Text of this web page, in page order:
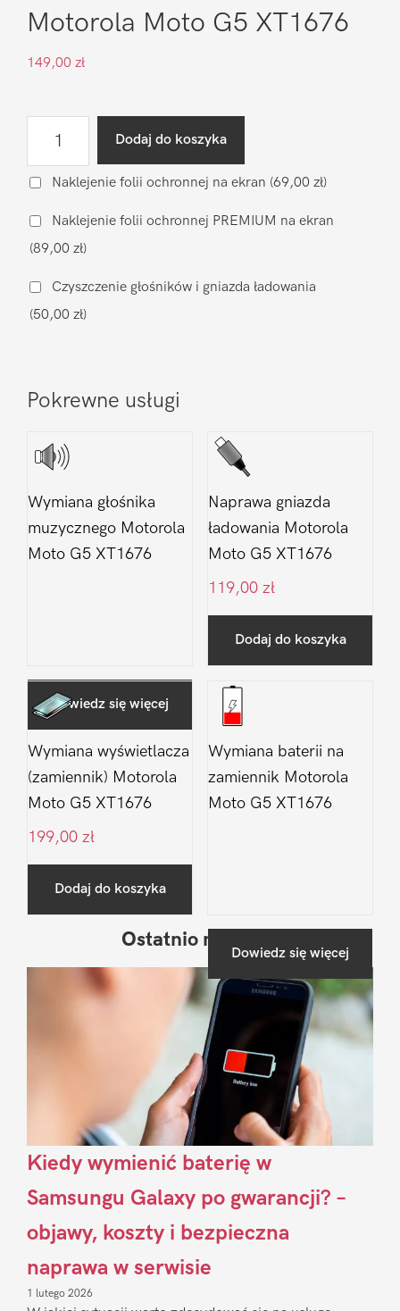
Motorola Moto G5 XT1676
149,00 zł
po
Motorola
Moto
G5
XT1676
Dodaj do koszyka
Naklejenie folii ochronnej na ekran (69,00 zł)
Naklejenie folii ochronnej PREMIUM na ekran
(89,00 zł)
Czyszczenie głośników i gniazda ładowania
(50,00 zł)
Pokrewne usługi
Wymiana głośnika
muzycznego Motorola
Moto G5 XT1676
Dowiedz się więcej
Naprawa gniazda
ładowania Motorola
Moto G5 XT1676
119,00 zł
Dodaj do koszyka
Wymiana wyświetlacza
(zamiennik) Motorola
Moto G5 XT1676
199,00 zł
Dodaj do koszyka
Wymiana baterii na
zamiennik Motorola
Moto G5 XT1676
Dowiedz się więcej
Sidebar
Ostatnio na blogu
Kiedy wymienić baterię w
Samsungu Galaxy po gwarancji? –
objawy, koszty i bezpieczna
naprawa w serwisie
1 lutego 2026